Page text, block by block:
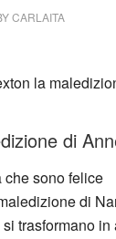
CARLAITA
di
che sono felice
di
trasformano